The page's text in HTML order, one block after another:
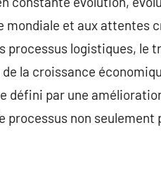
mondiale et aux attentes
processus logistiques, le
la croissance
défini par une
non seulement